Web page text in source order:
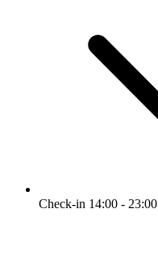
Check-in 14:00 - 23:00